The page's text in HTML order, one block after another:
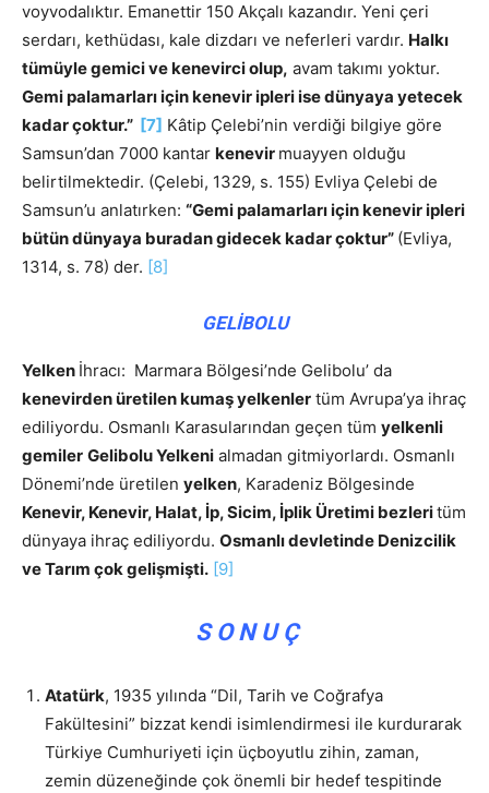
voyvodalıktır. Emanettir 150 Akçalı kazandır. Yeni çeri
serdarı, kethüdası, kale dizdarı ve neferleri vardır. Halkı
tümüyle gemici ve kenevirci olup, avam takımı yoktur.
Gemi palamarları için kenevir ipleri ise dünyaya yetecek
kadar çoktur.” [7] Kâtip Çelebi’nin verdiği bilgiye göre
Samsun’dan 7000 kantar kenevir muayyen olduğu
belirtilmektedir. (Çelebi, 1329, s. 155) Evliya Çelebi de
Samsun’u anlatırken: “Gemi palamarları için kenevir ipleri
bütün dünyaya buradan gidecek kadar çoktur” (Evliya,
1314, s. 78) der. [8]
GELİBOLU
Yelken İhracı: Marmara Bölgesi’nde Gelibolu’ da
kenevirden üretilen kumaş yelkenler tüm Avrupa’ya ihraç
ediliyordu. Osmanlı Karasularından geçen tüm yelkenli
gemiler Gelibolu Yelkeni almadan gitmiyorlardı. Osmanlı
Dönemi’nde üretilen yelken, Karadeniz Bölgesinde
Kenevir, Kenevir, Halat, İp, Sicim, İplik Üretimi bezleritüm
dünyaya ihraç ediliyordu. Osmanlı devletinde Denizcilik
ve Tarım çok gelişmişti. [9]
S O N U Ç
Atatürk, 1935 yılında “Dil, Tarih ve Coğrafya
Fakültesini” bizzat kendi isimlendirmesi ile kurdurarak
Türkiye Cumhuriyeti için üçboyutlu zihin, zaman,
zemin düzeneğinde çok önemli bir hedef tespitinde